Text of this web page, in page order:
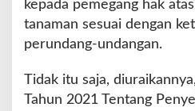
kepada pemegang hak
tanaman sesuai dengan
perundang-undangan.
Tidak itu saja,
Tahun 2021 Tentang